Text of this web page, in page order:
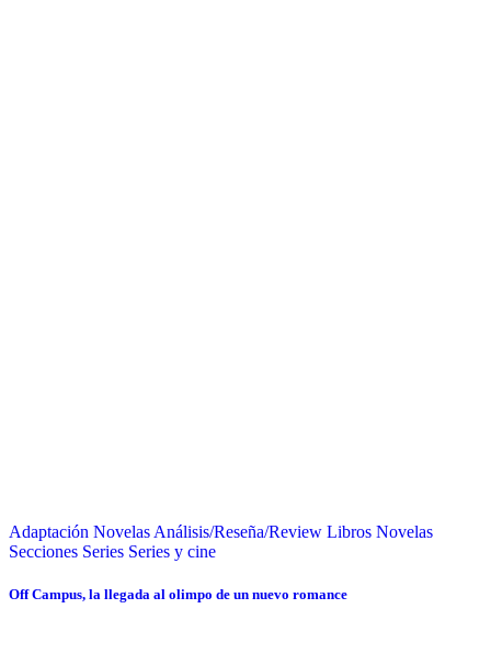
Adaptación Novelas Análisis/Reseña/Review Libros Novelas
Secciones Series Series y cine
Off Campus, la llegada al olimpo de un nuevo romance